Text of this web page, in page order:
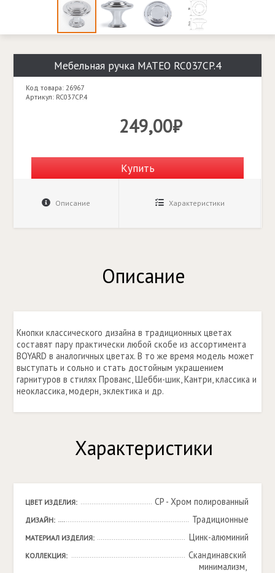
Мебельная ручка MATEO RC037CP.4
Код товара: 26967
Артикул: RC037CP.4
249,00₽
Купить
Описание Характеристики
Описание
Кнопки классического дизайна в традиционных цветах
составят пару практически любой скобе из ассортимента
BOYARD в аналогичных цветах. В то же время модель может
выступать и сольно и стать достойным украшением
гарнитуров в стилях Прованс, Шебби-шик, Кантри, классика и
неоклассика, модерн, эклектика и др.
Характеристики
ЦВЕТ ИЗДЕЛИЯ: CP - Хром полированный
ДИЗАЙН: Традиционные
МАТЕРИАЛ ИЗДЕЛИЯ: Цинк-алюминий
КОЛЛЕКЦИЯ:
Скандинавский
минимализм,